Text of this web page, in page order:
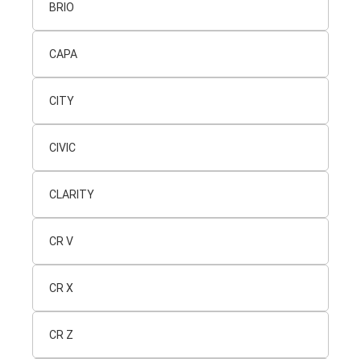
BRIO
CAPA
CITY
CIVIC
CLARITY
CR V
CR X
CR Z